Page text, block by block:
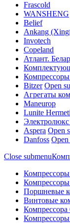
Frascold
WANSHENG
Belief
Ankang
Invotech
Copeland
Атлант.
Bitzer Open
Агрегаты
Maneurop
Lunite
Aspera Open
Danfoss Open
Close submenu
Компрессоры
Поршневые
Винтовые
Компрессора
Компрессоры